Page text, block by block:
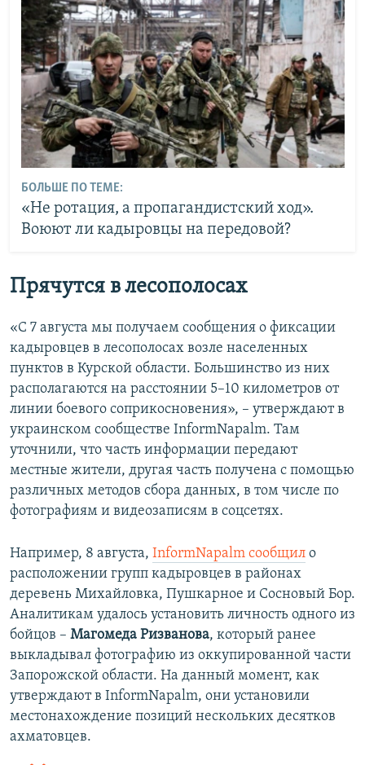
БОЛЬШЕ ПО ТЕМЕ:
«Не ротация, а пропагандистский ход».
Воюют ли кадыровцы на передовой?
Прячутся в лесополосах
«С 7 августа мы получаем сообщения о фиксации
кадыровцев в лесополосах возле населенных
пунктов в Курской области. Большинство из них
располагаются на расстоянии 5–10 километров от
линии боевого соприкосновения», – утверждают в
украинском сообществе InformNapalm. Там
уточнили, что часть информации передают
местные жители, другая часть получена с помощью
различных методов сбора данных, в том числе по
фотографиям и видеозаписям в соцсетях.
Например, 8 августа, InformNapalm сообщил о
расположении групп кадыровцев в районах
деревень Михайловка, Пушкарное и Сосновый Бор.
Аналитикам удалось установить личность одного из
бойцов – Магомеда Ризванова, который ранее
выкладывал фотографию из оккупированной части
Запорожской области. На данный момент, как
утверждают в InformNapalm, они установили
местонахождение позиций нескольких десятков
ахматовцев.